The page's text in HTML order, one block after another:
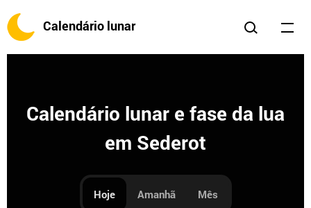
Calendário lunar
Calendário lunar e fase da lua
em Sederot
Hoje Amanhã Mês